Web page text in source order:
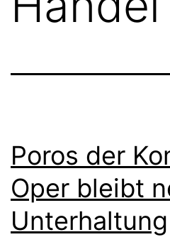
Poros der
Oper bleibt
Unterhaltung